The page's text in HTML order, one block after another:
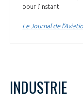
pour l’instant.
Le Journal de
INDUSTRIE